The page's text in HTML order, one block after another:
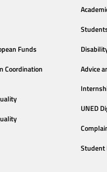
Funds
Coordination
Advice
UNED
Student